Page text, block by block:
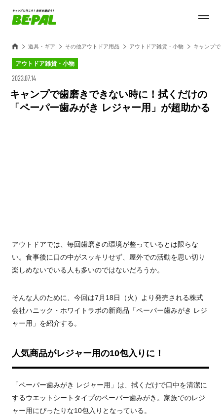
道具・ギア その他アウトドア用品 アウトドア雑貨・小物 キャンプ
アウトドア雑貨・小物
2023.07.14
キャンプで歯磨きできない時に！拭くだけの
「ペーパー歯みがき レジャー用」が超助かる
アウトドアでは、毎回歯磨きの環境が整っているとは限らな
い。食事後に口の中がスッキリせず、屋外での活動を思い切り
楽しめないでいる人も多いのではないだろうか。
そんな人のために、今回は7月18日（火）より発売される株式
会社ハニック・ホワイトラボの新商品「ペーパー歯みがき レジ
ャー用」を紹介する。
人気商品がレジャー用の10包入りに！
「ペーパー歯みがき レジャー用」は、拭くだけで口中を清潔に
するウエットシートタイプのペーパー歯みがき。家族でのレジ
ャー用にぴったりな10包入りとなっている。